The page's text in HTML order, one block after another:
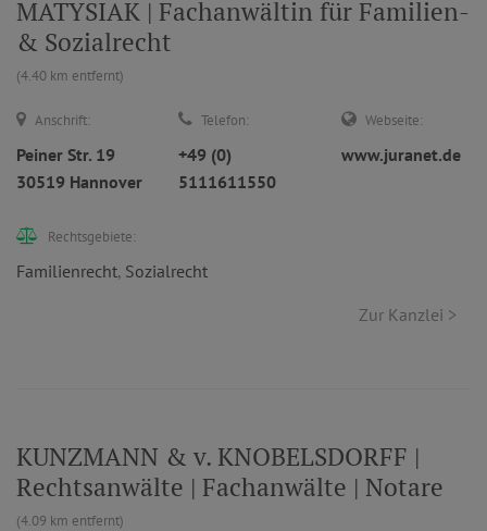
MATYSIAK | Fachanwältin für Familien-
& Sozialrecht
(4.40 km entfernt)
Anschrift:
Peiner Str. 19
30519 Hannover
Telefon:
+49 (0)
5111611550
Webseite:
www.juranet.de
Rechtsgebiete:
Familienrecht, Sozialrecht
Zur Kanzlei >
KUNZMANN & v. KNOBELSDORFF |
Rechtsanwälte | Fachanwälte | Notare
(4.09 km entfernt)